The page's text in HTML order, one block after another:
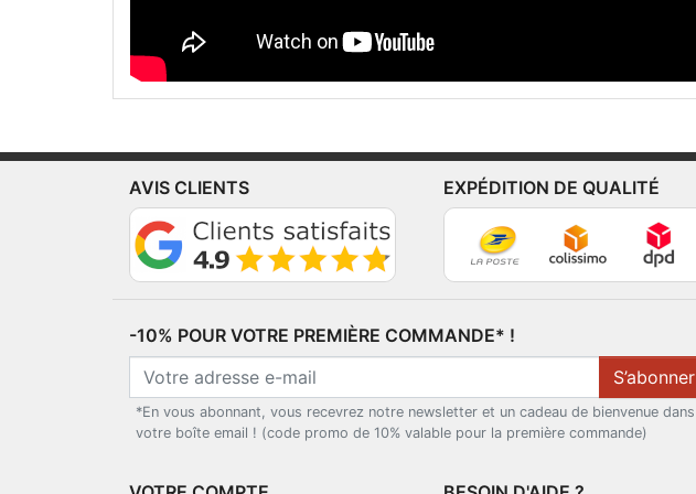
AVIS CLIENTS EXPÉDITION DE QUALITÉ
-10% POUR VOTRE PREMIÈRE COMMANDE* !
S’abonner
*En vous abonnant, vous recevrez notre newsletter et un cadeau de bienvenue dans
votre boîte email ! (code promo de 10% valable pour la première commande)